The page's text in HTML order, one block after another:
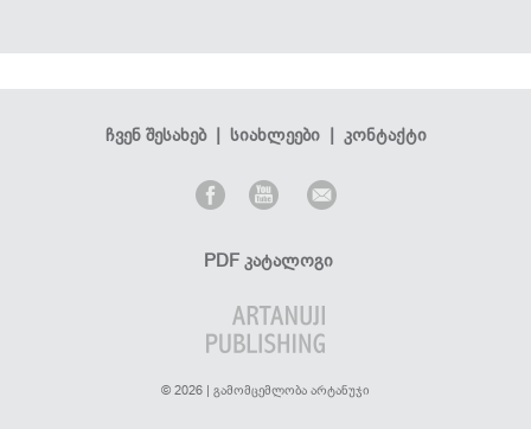
ჩვენ შესახებ| სიახლეები| კონტაქტი
PDF კატალოგი
© 2026 | გამომცემლობა არტანუჯი